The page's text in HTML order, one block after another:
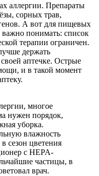
аллергии. Препараты
сорных трав,
А вот для пищевых
понимать: список
терапии ограничен.
держать
аптечке. Острые
и в такой момент
многое
нужен порядок,
уборка.
влажность
сезон цветения
с HEPA-
частицы, в
врач.